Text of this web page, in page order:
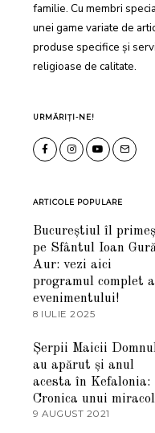
familie. Cu membri
unei game variate de
produse specifice și
religioase de calitate.
URMĂRIȚI-NE!
ARTICOLE POPULARE
Bucureștiul îl
pe Sfântul Ioan
Aur: vezi aici
programul complet
evenimentului!
8 IULIE 2025
U
L
I
2
0
Șerpii Maicii
au apărut și anul
acesta în Kefalonia:
Cronica unui miracol
9 AUGUST 2021